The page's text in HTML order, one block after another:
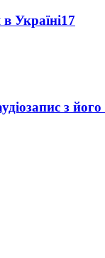
Україні17
з